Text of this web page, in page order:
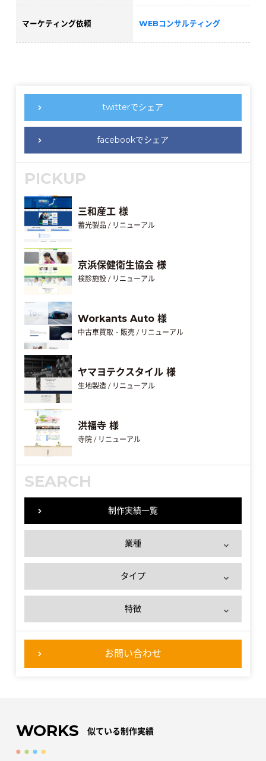
マーケティング依頼 WEBコンサルティング
twitterでシェア
facebookでシェア
PICKUP
三和産工 様
蓄光製品 / リニューアル
京浜保健衛生協会 様
検診施設 / リニューアル
Workants Auto 様
中古車買取・販売 / リニューアル
ヤマヨテクスタイル 様
生地製造 / リニューアル
洪福寺 様
寺院 / リニューアル
SEARCH
制作実績一覧
業種
タイプ
特徴
お問い合わせ
WORKS 似ている制作実績